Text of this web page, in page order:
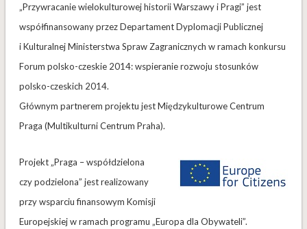
„Przywracanie wielokulturowej historii Warszawy i Pragi” jest
współfinansowany przez Departament Dyplomacji Publicznej
i Kulturalnej Ministerstwa Spraw Zagranicznych w ramach konkursu
Forum polsko-czeskie 2014: wspieranie rozwoju stosunków
polsko-czeskich 2014.
Głównym partnerem projektu jest Międzykulturowe Centrum
Praga (Multikulturni Centrum Praha).
Projekt „Praga – współdzielona
czy podzielona” jest realizowany
przy wsparciu finansowym Komisji
Europejskiej w ramach programu „Europa dla Obywateli”.